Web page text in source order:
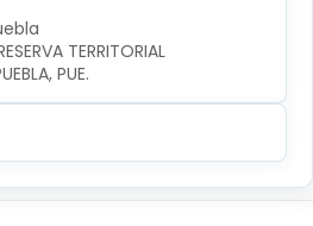
TERRITORIAL
PUE.